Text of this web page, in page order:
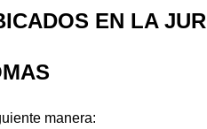
EN LA
manera: